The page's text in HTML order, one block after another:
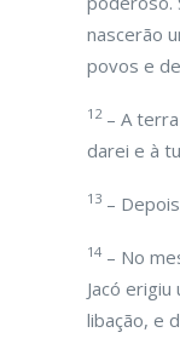
nascerão
povos e
12– A terra
darei e à
13 –
14 – No
Jacó
libação, e